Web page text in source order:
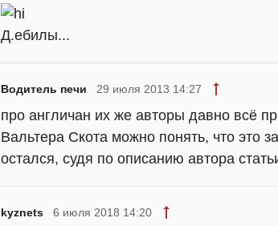
Д.ебилы...
Водитель печи 29 июля 2013 14:27
про англичан их же авторы давно всё
Вальтера Скота можно понять, что это
остался, судя по описанию автора
kyznets 6 июля 2018 14:20